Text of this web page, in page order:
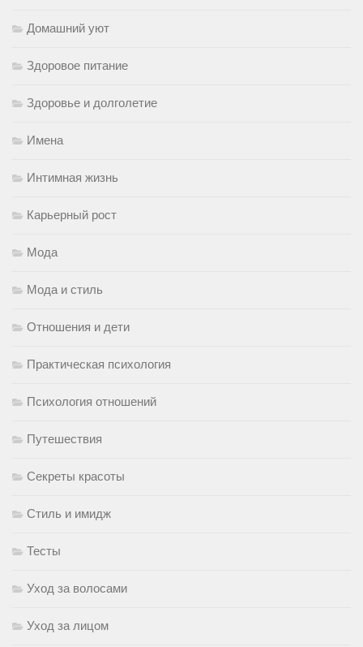
Домашний уют
Здоровое питание
Здоровье и долголетие
Имена
Интимная жизнь
Карьерный рост
Мода
Мода и стиль
Отношения и дети
Практическая психология
Психология отношений
Путешествия
Секреты красоты
Стиль и имидж
Тесты
Уход за волосами
Уход за лицом